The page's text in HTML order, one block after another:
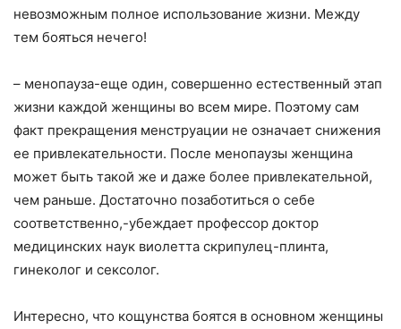
невозможным полное использование жизни. Между
тем бояться нечего!
– менопауза-еще один, совершенно естественный этап
жизни каждой женщины во всем мире. Поэтому сам
факт прекращения менструации не означает снижения
ее привлекательности. После менопаузы женщина
может быть такой же и даже более привлекательной,
чем раньше. Достаточно позаботиться о себе
соответственно,-убеждает профессор доктор
медицинских наук виолетта скрипулец-плинта,
гинеколог и сексолог.
Интересно, что кощунства боятся в основном женщины